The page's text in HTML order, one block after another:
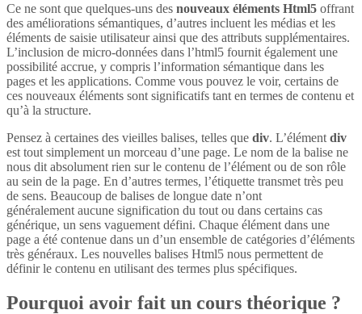
Ce ne sont que quelques-uns des nouveaux éléments Html5 offrant
des améliorations sémantiques, d’autres incluent les médias et les
éléments de saisie utilisateur ainsi que des attributs supplémentaires.
L’inclusion de micro-données dans l’html5 fournit également une
possibilité accrue, y compris l’information sémantique dans les
pages et les applications. Comme vous pouvez le voir, certains de
ces nouveaux éléments sont significatifs tant en termes de contenu et
qu’à la structure.
Pensez à certaines des vieilles balises, telles que div. L’élément div
est tout simplement un morceau d’une page. Le nom de la balise ne
nous dit absolument rien sur le contenu de l’élément ou de son rôle
au sein de la page. En d’autres termes, l’étiquette transmet très peu
de sens. Beaucoup de balises de longue date n’ont
généralement aucune signification du tout ou dans certains cas
générique, un sens vaguement défini. Chaque élément dans une
page a été contenue dans un d’un ensemble de catégories d’éléments
très généraux. Les nouvelles balises Html5 nous permettent de
définir le contenu en utilisant des termes plus spécifiques.
Pourquoi avoir fait un cours théorique ?